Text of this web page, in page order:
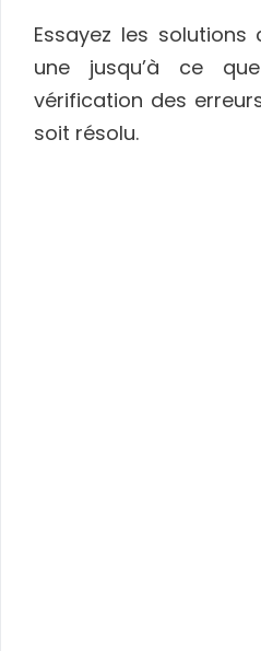
Essayez les
une jusqu’à ce
vérification des
soit résolu.